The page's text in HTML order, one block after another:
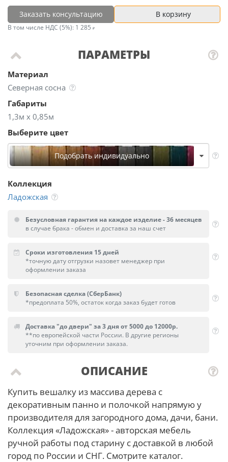
ПАРАМЕТРЫ
Материал
Северная сосна
Габариты
1,3м х 0,85м
Выберите цвет
Подобрать индивидуально
Коллекция
Ладожская
Заказать консультацию В корзину
В том числе НДС (5%): 1 285
Безусловная гарантия на каждое изделие - 36 месяцев
в случае брака - обмен и доставка за наш счет
Сроки изготовления 15 дней
*точную дату отгрузки назовет менеджер при
оформлении заказа
Безопасная сделка (СберБанк)
*предоплата 50%, остаток когда заказ будет готов
Доставка "до двери" за 3 дня от 5000 до 12000р.
**по европейской части России. В другие регионы
уточним при оформлении заказа.
ОПИСАНИЕ
Купить вешалку из массива дерева с
декоративным панно и полочкой напрямую у
производителя для загородного дома, дачи, бани.
Коллекция «Ладожская» - авторская мебель
ручной работы под старину с доставкой в любой
город по России и СНГ. Смотрите каталог.